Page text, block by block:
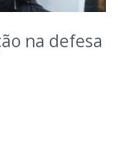
na defesa